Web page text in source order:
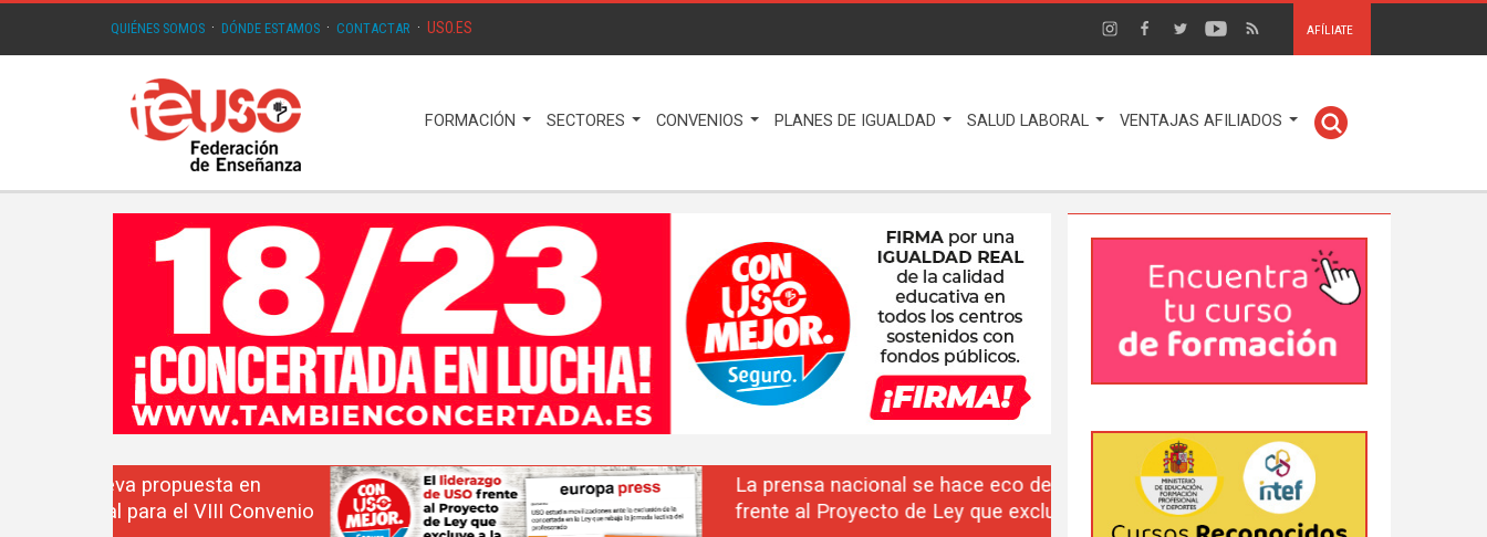
QUIÉNES SOMOS · DÓNDE ESTAMOS · CONTACTAR · USO.ES AFÍLIATE
FORMACIÓN SECTORES CONVENIOS PLANES DE IGUALDAD SALUD LABORAL VENTAJAS AFILIADOS
La prensa nacional se hace eco del liderazgo de FEUSO
frente al Proyecto de Ley que excluye a la concertada